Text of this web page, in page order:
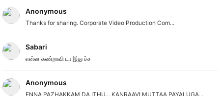
Anonymous
Thanks for sharing. Corporate Video Production Com...
Sabari
என்ன கண்றாவி டா இது ச்ச
Anonymous
ENNA PAZHAKKAM DA ITHU... KANRAAVI MUTTAA PAYALUGA...